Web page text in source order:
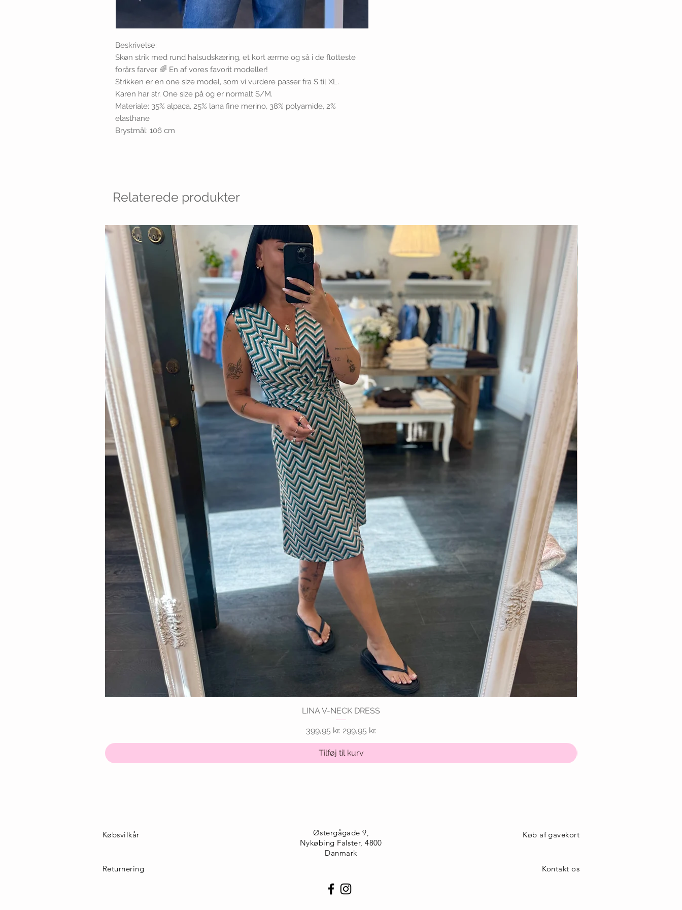
Beskrivelse:
Skøn strik med rund halsudskæring, et kort ærme og så i de flotteste
forårs farver 🌈 En af vores favorit modeller!
Strikken er en one size model, som vi vurdere passer fra S til XL.
Karen har str. One size på og er normalt S/M.
Materiale: 35% alpaca, 25% lana fine merino, 38% polyamide, 2%
elasthane
Brystmål: 106 cm
Relaterede produkter
Hurtigvisning
LINA V-NECK DRESS
Regulær pris
399,95 kr. Salgspris
299,95 kr.
Tilføj til kurv
Østergågade 9,
Nykøbing Falster, 4800
Danmark
Købsvilkår Køb af gavekort
Returnering Kontakt os